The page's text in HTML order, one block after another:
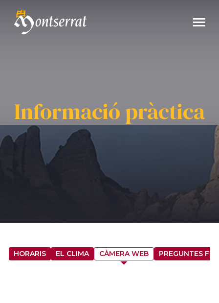
Informació pràctica
HORARIS EL CLIMA CÀMERA WEB PREGUNTES